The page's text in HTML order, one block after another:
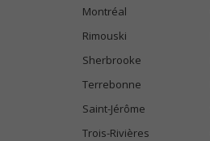
Montréal
Rimouski
Sherbrooke
Terrebonne
Saint-Jérôme
Trois-Rivières